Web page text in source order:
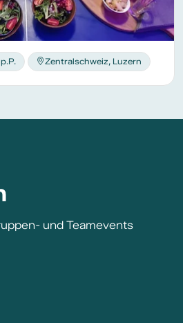
Zentralschweiz, Luzern
und Teamevents